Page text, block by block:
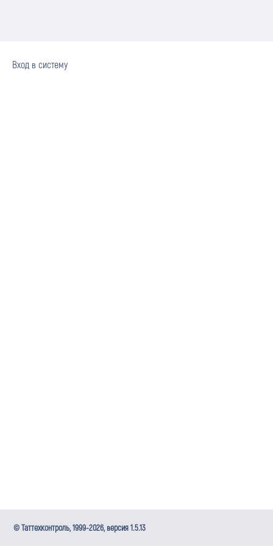
Вход в систему
© Таттехконтроль, 1999-2026, версия1.5.13